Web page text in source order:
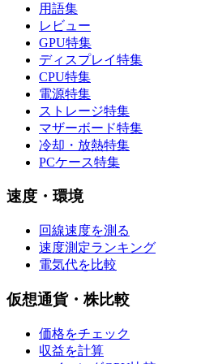
用語集
レビュー
GPU特集
ディスプレイ特集
CPU特集
電源特集
ストレージ特集
マザーボード特集
冷却・放熱特集
PCケース特集
速度・環境
回線速度を測る
速度測定ランキング
電気代を比較
仮想通貨・株比較
価格をチェック
収益を計算